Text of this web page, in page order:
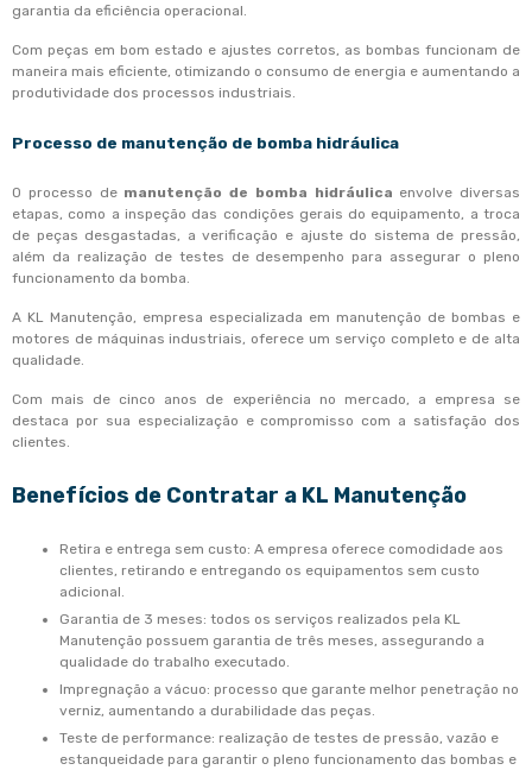
garantia da eficiência operacional.
Com peças em bom estado e ajustes corretos, as bombas funcionam de
maneira mais eficiente, otimizando o consumo de energia e aumentando a
produtividade dos processos industriais.
Processo de manutenção de bomba hidráulica
O processo de manutenção de bomba hidráulica envolve diversas
etapas, como a inspeção das condições gerais do equipamento, a troca
de peças desgastadas, a verificação e ajuste do sistema de pressão,
além da realização de testes de desempenho para assegurar o pleno
funcionamento da bomba.
A KL Manutenção, empresa especializada em manutenção de bombas e
motores de máquinas industriais, oferece um serviço completo e de alta
qualidade.
Com mais de cinco anos de experiência no mercado, a empresa se
destaca por sua especialização e compromisso com a satisfação dos
clientes.
Benefícios de Contratar a KL Manutenção
Retira e entrega sem custo: A empresa oferece comodidade aos
clientes, retirando e entregando os equipamentos sem custo
adicional.
Garantia de 3 meses: todos os serviços realizados pela KL
Manutenção possuem garantia de três meses, assegurando a
qualidade do trabalho executado.
Impregnação a vácuo: processo que garante melhor penetração no
verniz, aumentando a durabilidade das peças.
Teste de performance: realização de testes de pressão, vazão e
estanqueidade para garantir o pleno funcionamento das bombas e